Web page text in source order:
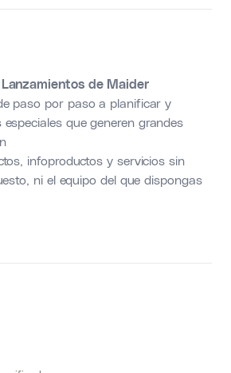
de Maider
paso por paso a planificar y
que generen grandes
infoproductos y servicios sin
ni el equipo del que dispongas